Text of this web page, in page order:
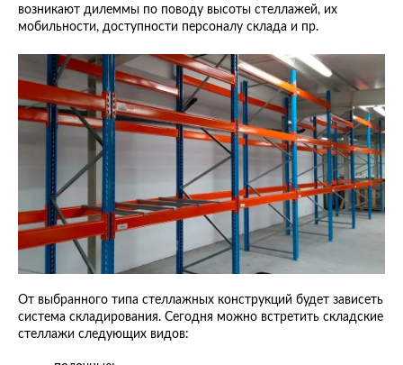
возникают дилеммы по поводу высоты стеллажей, их
мобильности, доступности персоналу склада и пр.
От выбранного типа стеллажных конструкций будет зависеть
система складирования. Сегодня можно встретить складские
стеллажи следующих видов: